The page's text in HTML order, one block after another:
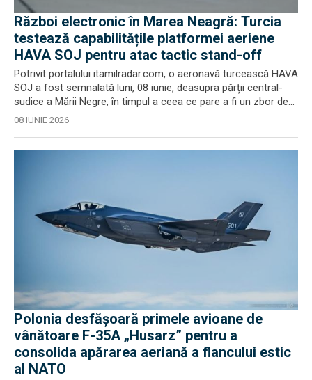
Război electronic în Marea Neagră: Turcia
testează capabilitățile platformei aeriene
HAVA SOJ pentru atac tactic stand-off
Potrivit portalului itamilradar.com, o aeronavă turcească HAVA
SOJ a fost semnalată luni, 08 iunie, deasupra părții central-
sudice a Mării Negre, în timpul a ceea ce pare a fi un zbor de...
08 IUNIE 2026
Polonia desfășoară primele avioane de
vânătoare F-35A „Husarz” pentru a
consolida apărarea aeriană a flancului estic
al NATO